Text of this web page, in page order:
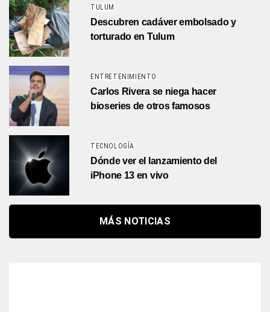
TULUM
Descubren cadáver embolsado y
torturado en Tulum
ENTRETENIMIENTO
Carlos Rivera se niega hacer
bioseries de otros famosos
TECNOLOGÍA
Dónde ver el lanzamiento del
iPhone 13 en vivo
MÁS NOTICIAS